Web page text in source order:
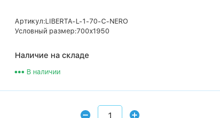
Артикул:LIBERTA-L-1-70-C-NERO
Условный размер:700x1950
Наличие на складе
В наличии